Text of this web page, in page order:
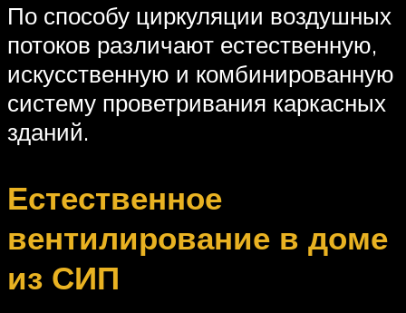
По способу циркуляции воздушных
потоков различают естественную,
искусственную и комбинированную
систему проветривания каркасных
зданий.
Естественное
вентилирование в доме
из СИП